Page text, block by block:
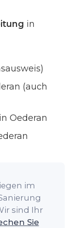
in
(auch
in Oederan
im
sind Ihr
Sie